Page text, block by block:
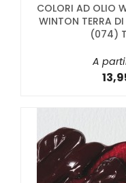
COLORI AD OLIO
WINTON TERRA
(074)
A